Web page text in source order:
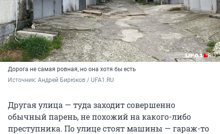
Дорога не самая ровная, но она хотя бы есть
Источник: Андрей Бирюков / UFA1.RU
Другая улица — туда заходит совершенно
обычный парень, не похожий на какого-либо
преступника. По улице стоят машины — гараж-то